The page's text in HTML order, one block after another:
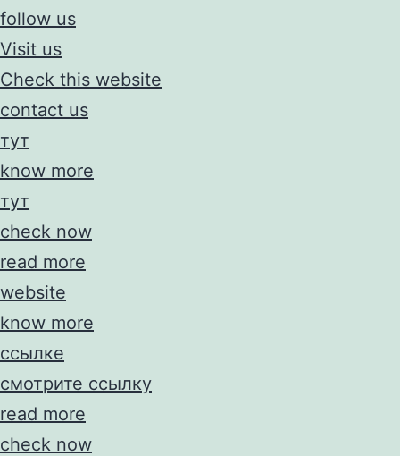
follow us
Visit us
Check this website
contact us
тут
know more
тут
check now
read more
website
know more
ссылке
смотрите ссылку
read more
check now